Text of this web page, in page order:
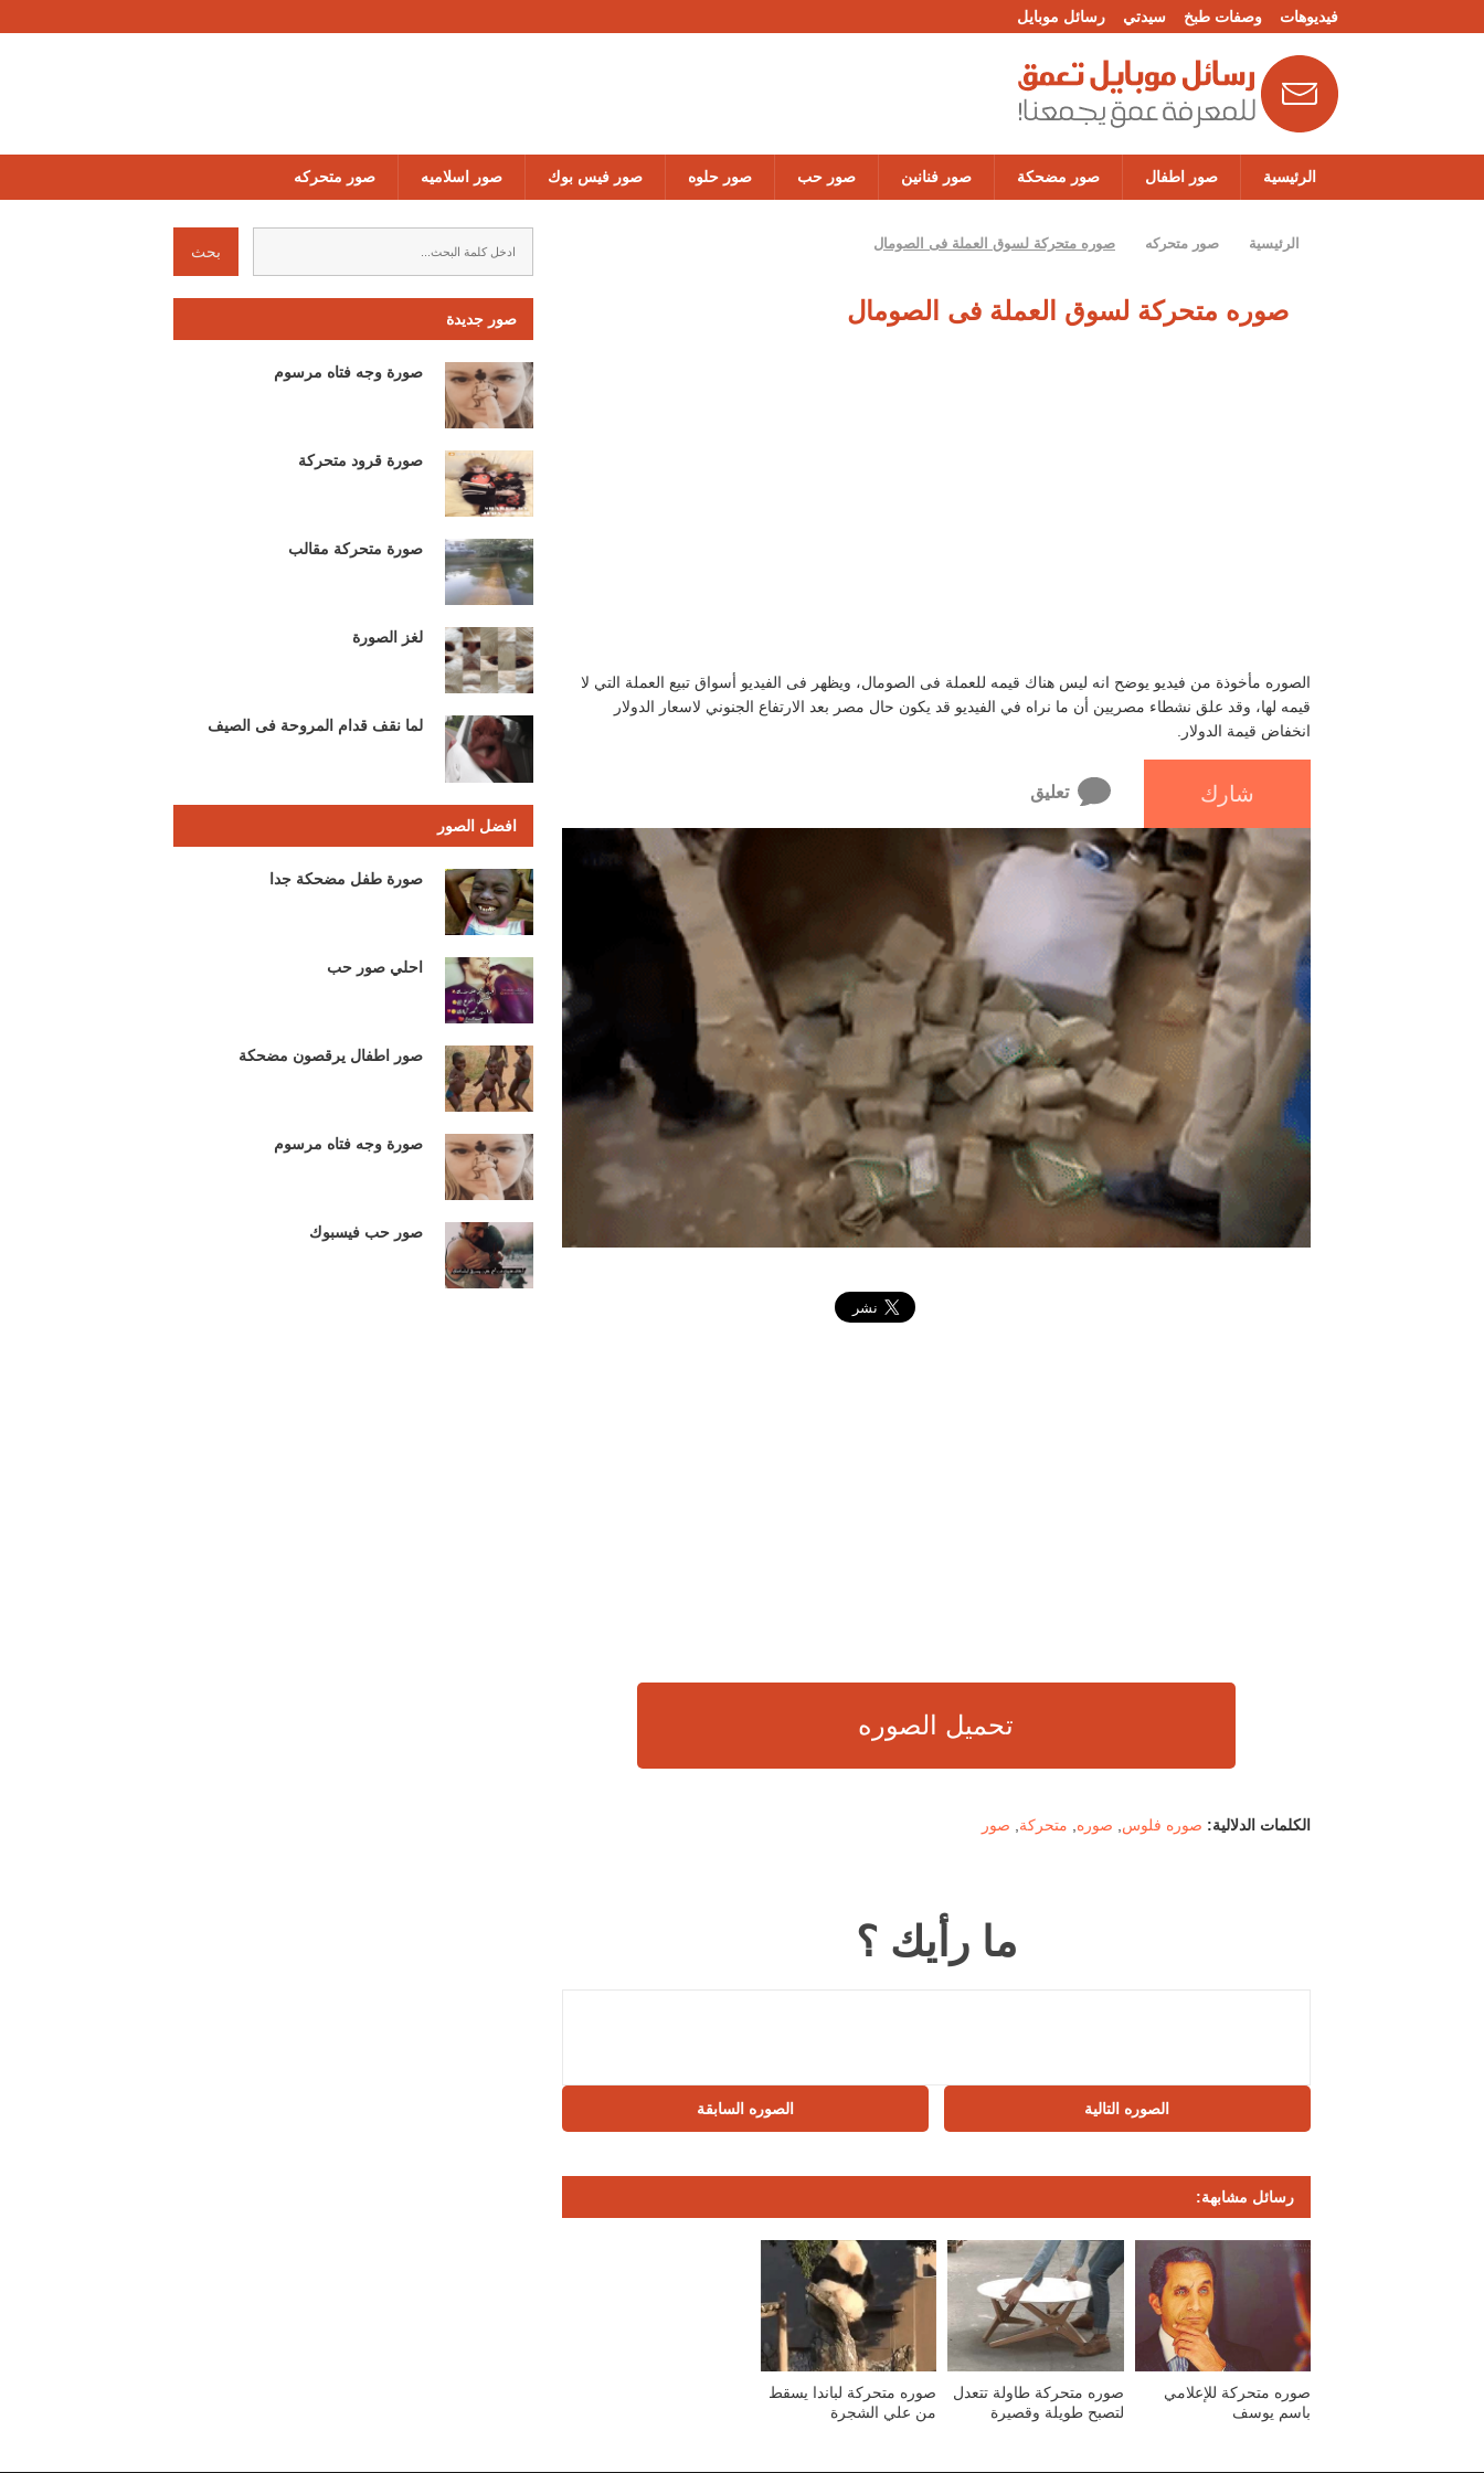
فيديوهات وصفات طبخ سيدتي رسائل موبايل
الرئيسية صور اطفال صور مضحكة صور فنانين صور حب صور حلوه صور فيس بوك صور اسلاميه صور متحركه
الرئيسية صور متحركه صوره متحركة لسوق العملة فى الصومال
صوره متحركة لسوق العملة فى الصومال
الصوره مأخوذة من فيديو يوضح انه ليس هناك قيمه للعملة فى الصومال، ويظهر فى الفيديو أسواق تبيع العملة التي لا
قيمه لها، وقد علق نشطاء مصريين أن ما نراه في الفيديو قد يكون حال مصر بعد الارتفاع الجنوني لاسعار الدولار
انخفاض قيمة الدولار.
شارك تعليق
تحميل الصوره
الكلمات الدلالية: صوره فلوس صوره متحركة صور
ما رأيك ؟
الصوره التالية الصوره السابقة
رسائل مشابهة:
صوره متحركة للإعلامي
باسم يوسف
صوره متحركة طاولة تتعدل
لتصبح طويلة وقصيرة
صوره متحركة لباندا يسقط
من علي الشجرة
صور جديدة
صورة وجه فتاه مرسوم
صورة قرود متحركة
صورة متحركة مقالب
لغز الصورة
لما نقف قدام المروحة فى الصيف
افضل الصور
صورة طفل مضحكة جدا
احلي صور حب
صور اطفال يرقصون مضحكة
صورة وجه فتاه مرسوم
صور حب فيسبوك